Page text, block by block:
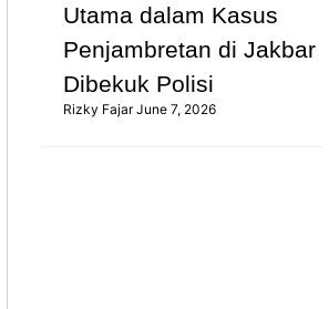
Utama dalam Kasus
Penjambretan di Jakbar
Dibekuk Polisi
Rizky FajarJune 7, 2026